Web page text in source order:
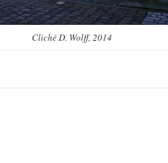
Cliché D. Wolff, 2014